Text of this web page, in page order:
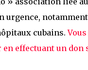
urgence,
cubains.
effectuant un don